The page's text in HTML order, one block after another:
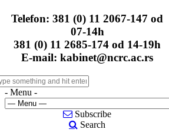
Telefon: 381 (0) 11 2067-147 od
07-14h
381 (0) 11 2685-174 od 14-19h
E-mail: kabinet@ncrc.ac.rs
- Menu -
Subscribe
Search